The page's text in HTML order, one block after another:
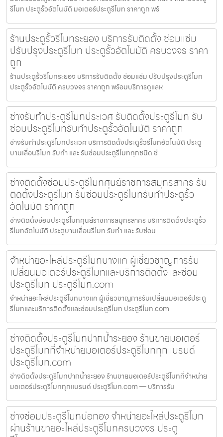
รีโมท ประตูรั้วอัตโนมัติ มอเตอร์ประตูรีโมท ราคาถูก พร้
ร้านประตูรั้วรีโมทระยอง บริการรับติดตั้ง ซ่อมแซ่ม
ปรับปรุงประตูรีโมท ประตูรั้วอัตโนมัติ ครบวงจร ราคา
ถูก
ร้านประตูรั้วรีโมทระยอง บริการรับติดตั้ง ซ่อมแซ่ม ปรับปรุงประตูรีโมท
ประตูรั้วอัตโนมัติ ครบวงจร ราคาถูก พร้อมบริการดูแลห
ช่างรับทำประตูรีโมทประเวศ รับติดตั้งประตูรีโมท รับ
ซ่อมประตูรีโมทรับทำประตูรั้วอัตโนมัติ ราคาถูก
ช่างรับทำประตูรีโมทประเวศ บริการติดตั้งประตูรั้วรีโมทอัตโนมัติ ประตู
บานเลื่อนรีโมท รับทำ และ รับซ่อมประตูรีโมททุกชนิด ช่
ช่างติดตั้งซ่อมประตูรีโมทศุนย์ราชการสมุทรสาคร รับ
ติดตั้งประตูรีโมท รับซ่อมประตูรีโมทรับทำประตูรั้ว
อัตโนมัติ ราคาถูก
ช่างติดตั้งซ่อมประตูรีโมทศุนย์ราชการสมุทรสาคร บริการติดตั้งประตูรั้ว
รีโมทอัตโนมัติ ประตูบานเลื่อนรีโมท รับทำ และ รับซ่อม
จำหน่ายอะไหล่ประตูรีโมทบางแค ผู้เชี่ยวชาญการรับ
เปลี่ยนมอเตอร์ประตูรีโมทและบริการติดตั้งและซ่อม
ประตูรีโมท ประตูรีโมท.com
จำหน่ายอะไหล่ประตูรีโมทบางแค ผู้เชี่ยวชาญการรับเปลี่ยนมอเตอร์ประตู
รีโมทและบริการติดตั้งและซ่อมประตูรีโมท ประตูรีโมท.com
ช่างติดตั้งประตูรีโมทปากน้ำระยอง ร้านขายมอเตอร์
ประตูรีโมทที่จำหน่ายมอเตอร์ประตูรีโมททุกแบรนด์
ประตูรีโมท.com
ช่างติดตั้งประตูรีโมทปากน้ำระยอง ร้านขายมอเตอร์ประตูรีโมทที่จำหน่าย
มอเตอร์ประตูรีโมททุกแบรนด์ ประตูรีโมท.com — บริการรับ
ช่างซ่อมประตูรีโมทบ่อทอง จำหน่ายอะไหล่ประตูรีโมท
ผ่านร้านขายอะไหล่ประตูรีโมทครบวงจร ประตู